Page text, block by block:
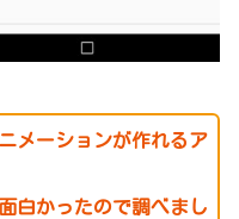
メーションが作れるア
白かったので調べまし